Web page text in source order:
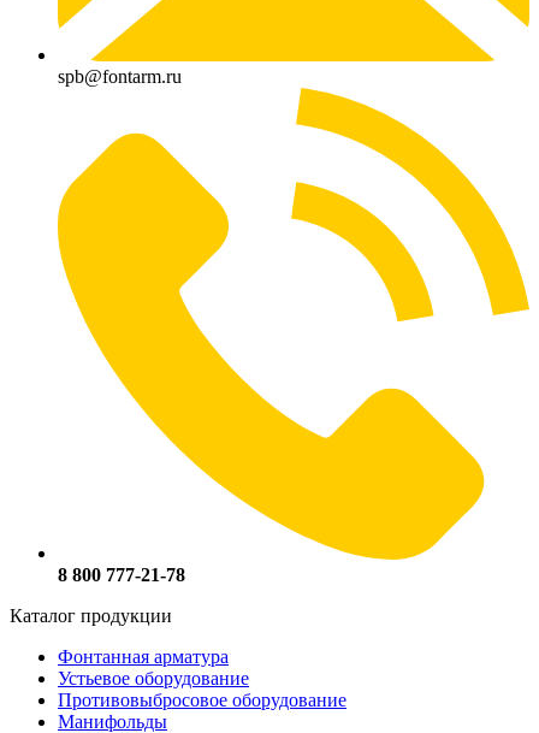
spb@fontarm.ru
8 800 777-21-78
Каталог продукции
Фонтанная арматура
Устьевое оборудование
Противовыбросовое оборудование
Манифольды